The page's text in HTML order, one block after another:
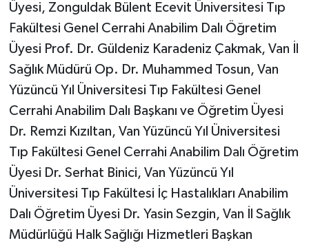
Üyesi, Zonguldak Bülent Ecevit Üniversitesi Tıp
Fakültesi Genel Cerrahi Anabilim Dalı Öğretim
Üyesi Prof. Dr. Güldeniz Karadeniz Çakmak, Van İl
Sağlık Müdürü Op. Dr. Muhammed Tosun, Van
Yüzüncü Yıl Üniversitesi Tıp Fakültesi Genel
Cerrahi Anabilim Dalı Başkanı ve Öğretim Üyesi
Dr. Remzi Kızıltan, Van Yüzüncü Yıl Üniversitesi
Tıp Fakültesi Genel Cerrahi Anabilim Dalı Öğretim
Üyesi Dr. Serhat Binici, Van Yüzüncü Yıl
Üniversitesi Tıp Fakültesi İç Hastalıkları Anabilim
Dalı Öğretim Üyesi Dr. Yasin Sezgin, Van İl Sağlık
Müdürlüğü Halk Sağlığı Hizmetleri Başkan